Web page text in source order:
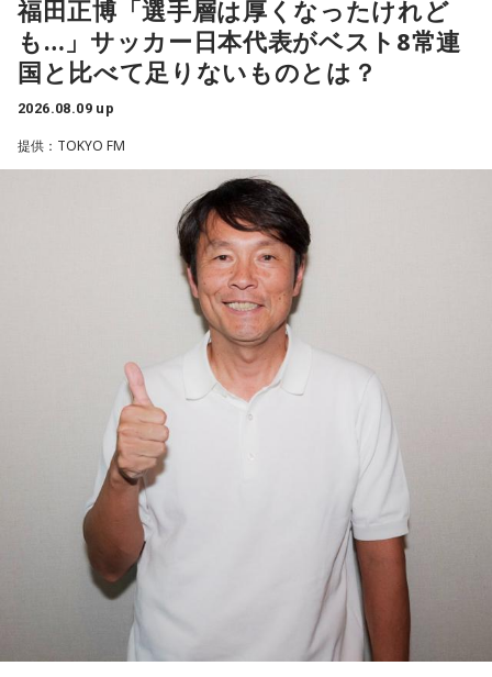
ることを明かした。また、歌手はレコーディングを終えた
後、自分自身が“演出家”となって楽曲を育てていく仕事でもあ
ると語り、長年培ってきた表現者としての思いを語った。
ューから間もなく所属レコード会社がなくなり、「どこへ行
けばいいの？」と途方に暮れたことや、芸名を何度も変えな
がら挑戦を続けてきた日々を振り返る。それでも諦めずに歌
い続けた経験が、45周年記念シングル「露天の花」に込めた
「どんな環境でも花は咲く」「その場所で咲く花がある」と
いうメッセージにつながっていると話した。人生は何度でも
立ち上がれるという応援歌は、自身の歩みそのものでもある
さらに、趣味についてもトークを展開。愛犬と過ごす時間を
増やすために驚くべきあるものを購入したと言う。さて何を
購入したのか…？ 詳しくはradikoタイムフリーで！
福田正博「選手層は厚くなったけれど
も…」サッカー日本代表がベスト8常連
国と比べて足りないものとは？
2026.08.09 up
提供：TOKYO FM